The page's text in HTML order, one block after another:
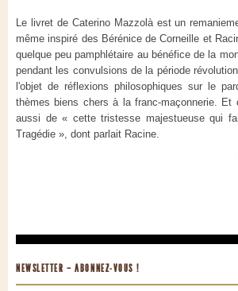
Le livret de Caterino Mazzolà est un
même inspiré des Bérénice de Corneille et
quelque peu pamphlétaire au bénéfice de la
pendant les convulsions de la période
l'objet de réflexions philosophiques sur le
thèmes biens chers à la franc-maçonnerie. Et
aussi de « cette tristesse majestueuse qui
Tragédie », dont parlait Racine.
NEWSLETTER – ABONNEZ-VOUS !